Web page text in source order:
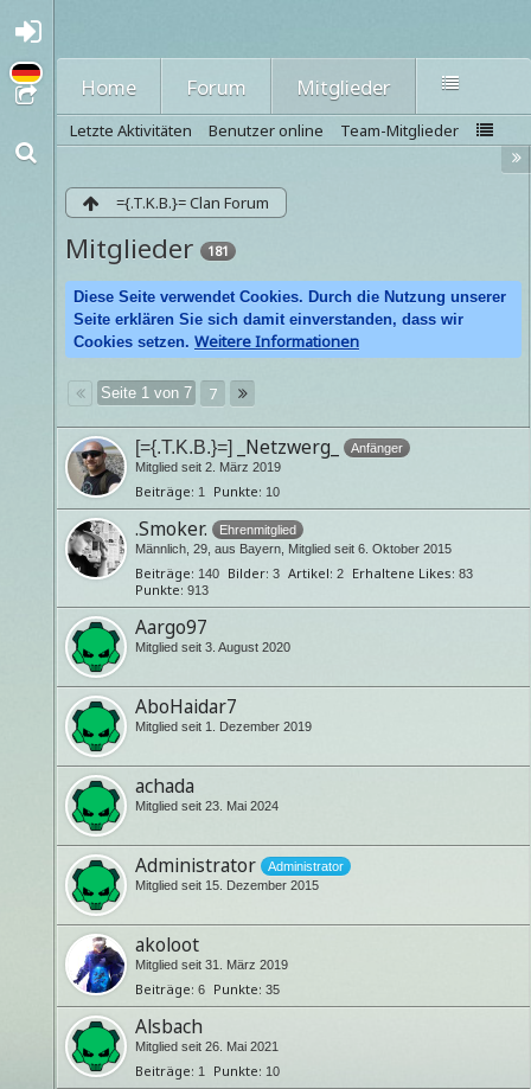
nmel
den
oder
strie
ren
Home Forum Mitglieder
Letzte Aktivitäten Benutzer online Team-Mitglieder
={.T.K.B.}= Clan Forum
Mitglieder 181
Diese Seite verwendet Cookies. Durch die Nutzung unserer
Seite erklären Sie sich damit einverstanden, dass wir
Cookies setzen. Weitere Informationen
Seite 1 von 7 7
[={.T.K.B.}=] _Netzwerg_
Anfänger
Mitglied seit 2. März 2019
Beiträge 1 Punkte 10
.Smoker.
Ehrenmitglied
Männlich 29 aus Bayern Mitglied seit 6. Oktober 2015
Beiträge 140 Bilder 3 Artikel 2 Erhaltene Likes 83
Punkte 913
Aargo97
Mitglied seit 3. August 2020
AboHaidar7
Mitglied seit 1. Dezember 2019
achada
Mitglied seit 23. Mai 2024
Administrator
Administrator
Mitglied seit 15. Dezember 2015
akoloot
Mitglied seit 31. März 2019
Beiträge 6 Punkte 35
Alsbach
Mitglied seit 26. Mai 2021
Beiträge 1 Punkte 10